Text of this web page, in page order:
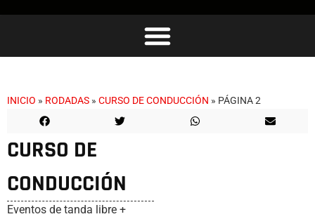
INICIO » RODADAS » CURSO DE CONDUCCIÓN » PÁGINA 2
CURSO DE
CONDUCCIÓN
Eventos de tanda libre +